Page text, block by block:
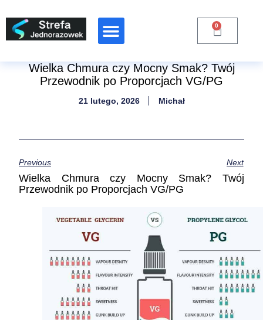
0
Wielka Chmura czy Mocny Smak? Twój
Przewodnik po Proporcjach VG/PG
21 lutego, 2026 Michał
Previous Next
Wielka Chmura czy Mocny Smak? Twój
Przewodnik po Proporcjach VG/PG